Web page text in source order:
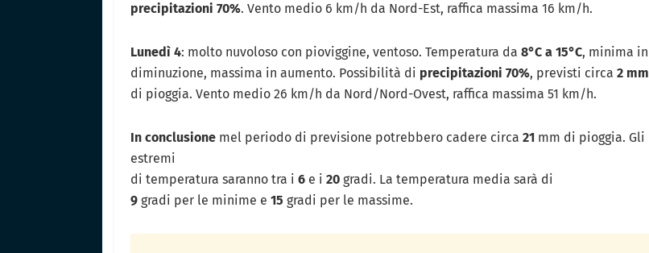
precipitazioni 70%. Vento medio 6 km/h da Nord-Est, raffica massima 16 km/h.
Lunedì 4: molto nuvoloso con pioviggine, ventoso. Temperatura da 8°C a 15°C, minima in
diminuzione, massima in aumento. Possibilità di precipitazioni 70%, previsti circa 2 mm
di pioggia. Vento medio 26 km/h da Nord/Nord-Ovest, raffica massima 51 km/h.
In conclusione mel periodo di previsione potrebbero cadere circa 21 mm di pioggia. Gli
estremi
di temperatura saranno tra i 6 e i 20 gradi. La temperatura media sarà di
9 gradi per le minime e 15 gradi per le massime.